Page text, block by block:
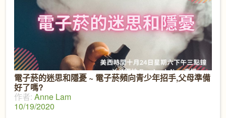
電子菸的迷思和隱憂 ~ 電子菸頻向青少年招手,父母準備
好了嗎?
作者: Anne Lam
10/19/2020